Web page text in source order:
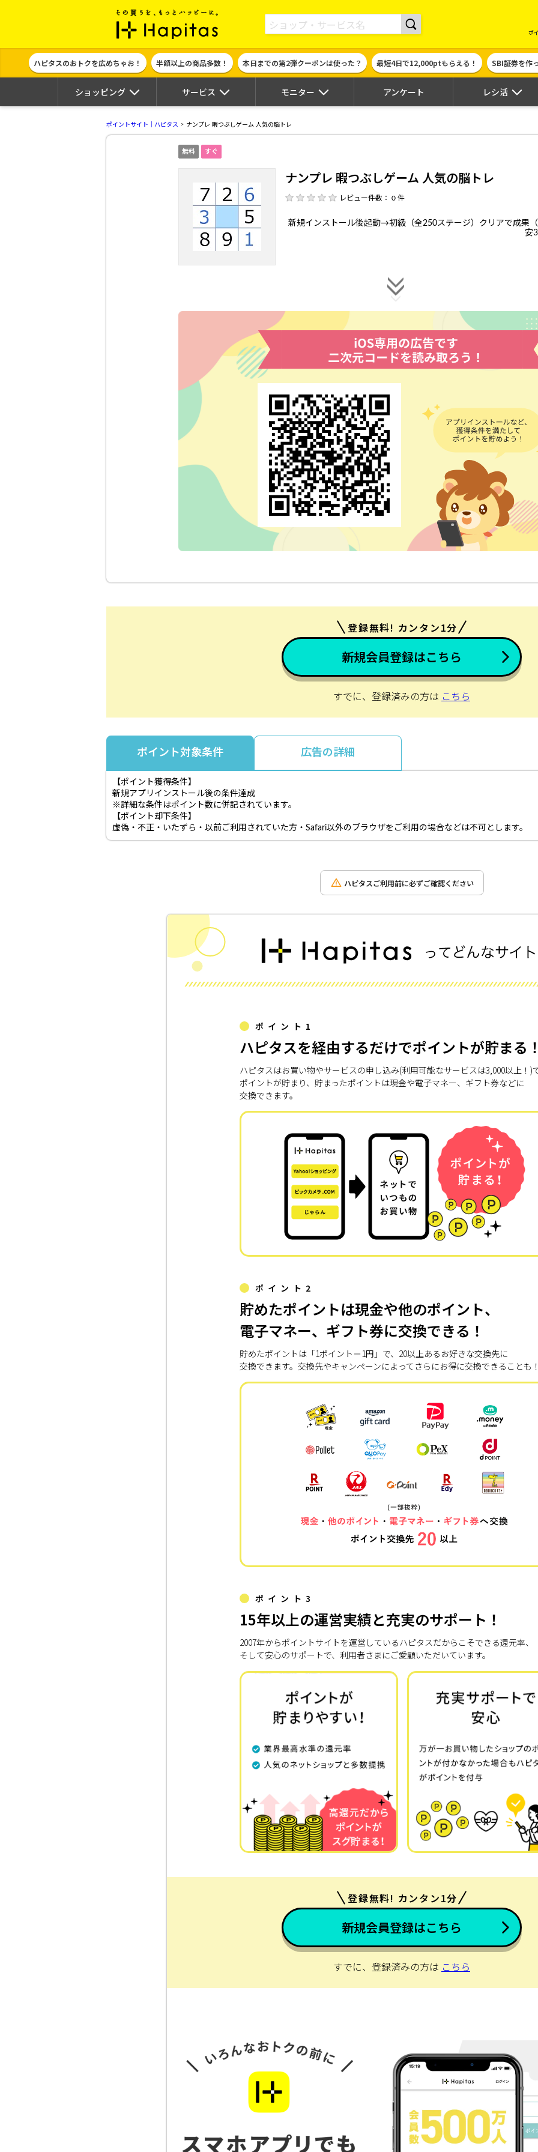
ポイント貯めて現金やギフト券に交換できるポイントサイト | ハピタス
ポ
ハピタスのおトクを広めちゃお！ 半額以上の商品多数！ 本日までの第2弾クーポンは使った？ 最短4日で12,000ptもらえる！ SBI証券を作
ショッピング サービス モニター アンケート レシ活
ポイントサイト｜ハピタス ナンプレ 暇つぶしゲーム 人気の脳トレ
無料 すぐ
ナンプレ 暇つぶしゲーム 人気の脳トレ
レビュー件数： 0 件
新規インストール後起動→初級（全250ステージ）クリアで成果
安
登録無料! カンタン1分
新規会員登録はこちら
すでに、登録済みの方は こちら
ポイント対象条件 広告の詳細
【ポイント獲得条件】
新規アプリインストール後の条件達成
※詳細な条件はポイント数に併記されています。
【ポイント却下条件】
虚偽・不正・いたずら・以前ご利用されていた方・Safari以外のブラウザをご利用の場合などは不可とします。
ハピタスご利用前に必ずご確認ください
ポイント1
ハピタスを経由するだけでポイントが貯まる
ハピタスはお買い物やサービスの申し込み(利用可能なサービスは3,000以上！)
ポイントが貯まり、貯まったポイントは現金や電子マネー、ギフト券などに
交換できます。
ポイント2
貯めたポイントは現金や他のポイント、
電子マネー、ギフト券に交換できる！
貯めたポイントは「1ポイント＝1円」で、20以上あるお好きな交換先に
交換できます。交換先やキャンペーンによってさらにお得に交換できることも
ポイント3
15年以上の運営実績と充実のサポート！
2007年からポイントサイトを運営しているハピタスだからこそできる還元率、
そして安心のサポートで、利用者さまにご愛顧いただいています。
登録無料! カンタン1分
新規会員登録はこちら
すでに、登録済みの方は こちら